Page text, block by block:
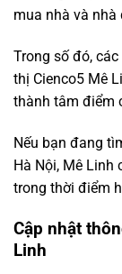
mua nhà và nhà
Trong sốđó, các
thị Cienco5 Mê
thành tâm điểm
Nếu bạn đang
Hà Nội, Mê Linh
trong thời điểm
Cập nhật
Linh